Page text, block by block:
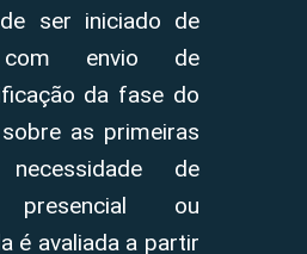
ser iniciado de
envio de
da fase do
as primeiras
de
presencial ou
é avaliada a partir